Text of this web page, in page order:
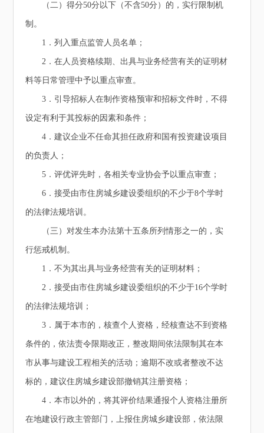
（二）得分50分以下（不含50分）的，实行限制机
制。
1．列入重点监管人员名单；
2．在人员资格续期、出具与业务经营有关的证明材
料等日常管理中予以重点审查。
3．引导招标人在制作资格预审和招标文件时，不得
设定有利于其投标的因素和条件；
4．建议企业不任命其担任政府和国有投资建设项目
的负责人；
5．评优评先时，各相关专业协会予以重点审查；
6．接受由市住房城乡建设委组织的不少于8个学时
的法律法规培训。
（三）对发生本办法第十五条所列情形之一的，实
行惩戒机制。
1．不为其出具与业务经营有关的证明材料；
2．接受由市住房城乡建设委组织的不少于16个学时
的法律法规培训；
3．属于本市的，核查个人资格，经核查达不到资格
条件的，依法责令限期改正，整改期间依法限制其在本
市从事与建设工程相关的活动；逾期不改或者整改不达
标的，建议住房城乡建设部撤销其注册资格；
4．本市以外的，将其评价结果通报个人资格注册所
在地建设行政主管部门，上报住房城乡建设部，依法限